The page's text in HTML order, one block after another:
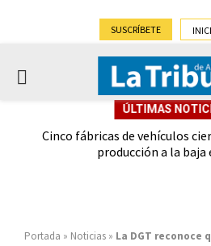
SUSCRÍBETE
PRIMARY
ÚLTIMAS
Cinco fábricas de vehículos
producción a la baja
Portada » Noticias » La DGT reconoce